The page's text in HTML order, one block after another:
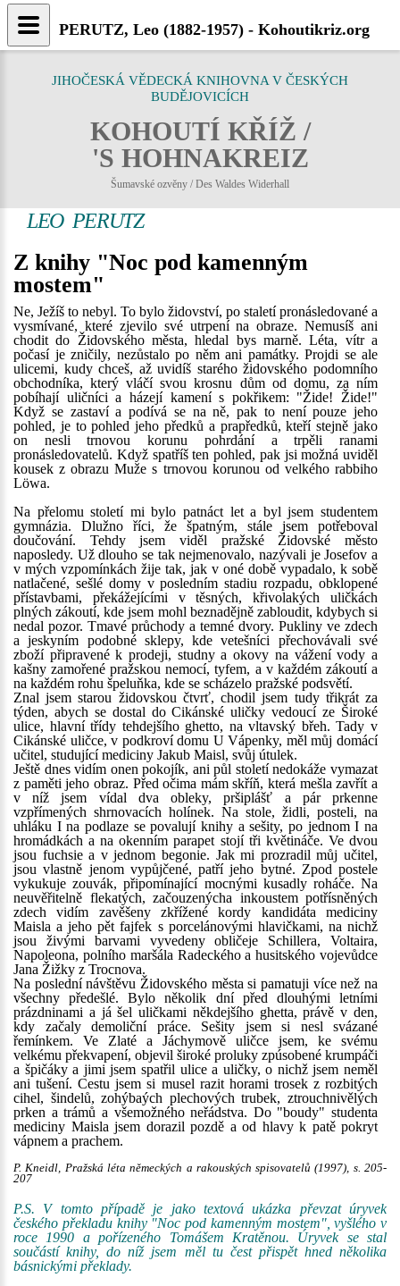
JIHOČESKÁ VĚDECKÁ KNIHOVNA V ČESKÝCH
BUDĚJOVICÍCH
KOHOUTÍ KŘÍŽ /
'S HOHNAKREIZ
Šumavské ozvěny / Des Waldes Widerhall
LEO PERUTZ
Z knihy "Noc pod kamenným
mostem"
Ne, Ježíš to nebyl. To bylo židovství, po staletí pronásledované a
vysmívané, které zjevilo své utrpení na obraze. Nemusíš ani
chodit do Židovského města, hledal bys marně. Léta, vítr a
počasí je zničily, nezůstalo po něm ani památky. Projdi se ale
ulicemi, kudy chceš, až uvidíš starého židovského podomního
obchodníka, který vláčí svou krosnu dům od domu, za ním
pobíhají uličníci a házejí kamení s pokřikem: "Žide! Žide!"
Když se zastaví a podívá se na ně, pak to není pouze jeho
pohled, je to pohled jeho předků a prapředků, kteří stejně jako
on nesli trnovou korunu pohrdání a trpěli ranami
pronásledovatelů. Když spatříš ten pohled, pak jsi možná uviděl
kousek z obrazu Muže s trnovou korunou od velkého rabbiho
Löwa.
Na přelomu století mi bylo patnáct let a byl jsem studentem
gymnázia. Dlužno říci, že špatným, stále jsem potřeboval
doučování. Tehdy jsem viděl pražské Židovské město
naposledy. Už dlouho se tak nejmenovalo, nazývali je Josefov a
v mých vzpomínkách žije tak, jak v oné době vypadalo, k sobě
natlačené, sešlé domy v posledním stadiu rozpadu, obklopené
přístavbami, překážejícími v těsných, křivolakých uličkách
plných zákoutí, kde jsem mohl beznadějně zabloudit, kdybych si
nedal pozor. Tmavé průchody a temné dvory. Pukliny ve zdech
a jeskyním podobné sklepy, kde vetešníci přechovávali své
zboží připravené k prodeji, studny a okovy na vážení vody a
kašny zamořené pražskou nemocí, tyfem, a v každém zákoutí a
na každém rohu špeluňka, kde se scházelo pražské podsvětí.
Znal jsem starou židovskou čtvrť, chodil jsem tudy třikrát za
týden, abych se dostal do Cikánské uličky vedoucí ze Široké
ulice, hlavní třídy tehdejšího ghetto, na vltavský břeh. Tady v
Cikánské uličce, v podkroví domu U Vápenky, měl můj domácí
učitel, studující mediciny Jakub Maisl, svůj útulek.
Ještě dnes vidím onen pokojík, ani půl století nedokáže vymazat
z paměti jeho obraz. Před očima mám skříň, která mešla zavřít a
v níž jsem vídal dva obleky, pršiplášť a pár prkenne
vzpřímených shrnovacích holínek. Na stole, židli, posteli, na
uhláku I na podlaze se povalují knihy a sešity, po jednom I na
hromádkách a na okenním parapet stojí tři květináče. Ve dvou
jsou fuchsie a v jednom begonie. Jak mi prozradil můj učitel,
jsou vlastně jenom vypůjčené, patří jeho bytné. Zpod postele
vykukuje zouvák, připomínající mocnými kusadly roháče. Na
neuvěřitelně flekatých, začouzenýcha inkoustem potřísněných
zdech vidím zavěšeny zkřížené kordy kandidáta mediciny
Maisla a jeho pět fajfek s porcelánovými hlavičkami, na nichž
jsou živými barvami vyvedeny obličeje Schillera, Voltaira,
Napoleona, polního maršála Radeckého a husitského vojevůdce
Jana Žižky z Trocnova.
Na poslední návštěvu Židovského města si pamatuji více než na
všechny předešlé. Bylo několik dní před dlouhými letními
prázdninami a já šel uličkami někdejšího ghetta, právě v den,
kdy začaly demoliční práce. Sešity jsem si nesl svázané
řemínkem. Ve Zlaté a Jáchymově uličce jsem, ke svému
velkému překvapení, objevil široké proluky zpúsobené krumpáči
a špičáky a jimi jsem spatřil ulice a uličky, o nichž jsem neměl
ani tušení. Cestu jsem si musel razit horami trosek z rozbitých
cihel, šindelů, zohýbaých plechových trubek, ztrouchnivělých
prken a trámů a všemožného neřádstva. Do "boudy" studenta
mediciny Maisla jsem dorazil pozdě a od hlavy k patě pokryt
vápnem a prachem.
P. Kneidl, Pražská léta německých a rakouských spisovatelů (1997), s. 205-
207
P.S. V tomto případě je jako textová ukázka převzat úryvek
českého překladu knihy "Noc pod kamenným mostem", vyšlého v
roce 1990 a pořízeného Tomášem Kratěnou. Úryvek se stal
součástí knihy, do níž jsem měl tu čest přispět hned několika
básnickými překlady.
PERUTZ, Leo (1882-1957) - Kohoutikriz.org